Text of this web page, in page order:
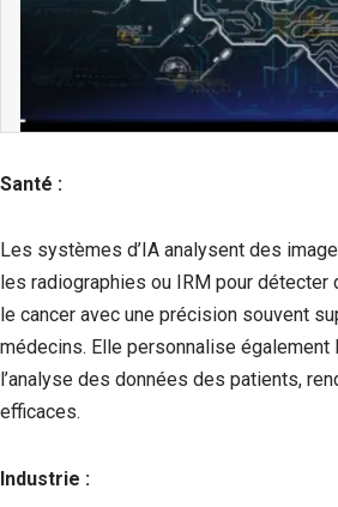
Santé :
Les systèmes d’IA analysent des
les radiographies ou IRM pour
le cancer avec une précision souvent
médecins. Elle personnalise
l’analyse des données des patients,
efficaces.
Industrie :